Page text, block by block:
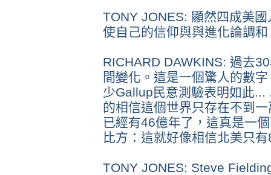
TONY JONES: 顯然四成美
使自己的信仰與與進化論調和
RICHARD DAWKINS: 過去
間變化。這是一個驚人的數
少Gallup民意測驗表明如此
的相信這個世界只存在不到
已經有46億年了，這真是一
比方：這就好像相信北美只
TONY JONES: Steve